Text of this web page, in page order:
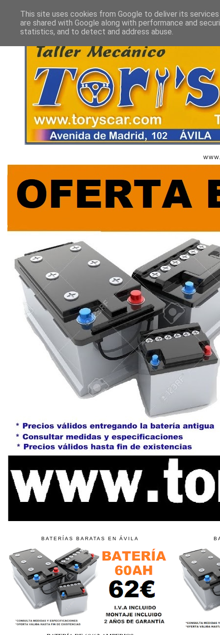
BATERÍAS BARATAS EN ÁVILA
This site uses cookies from Google to deliver its
are shared with Google along with performance and
statistics, and to detect and address abuse.